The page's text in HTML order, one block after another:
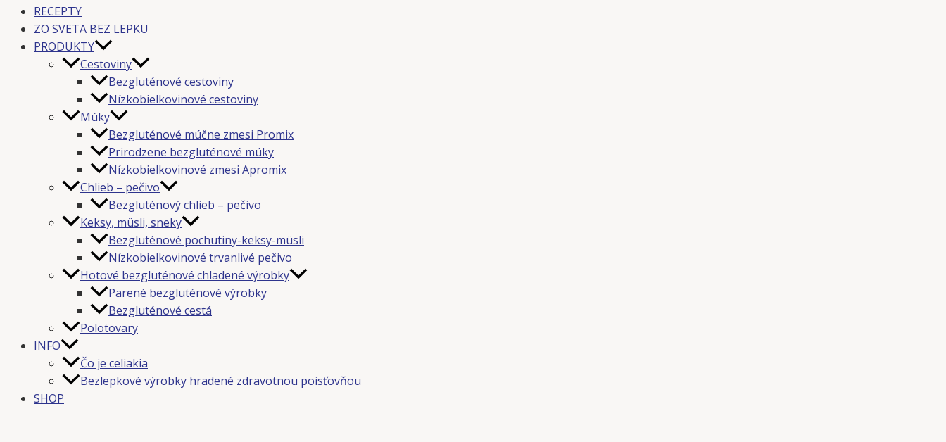
RECEPTY
ZO SVETA BEZ LEPKU
PRODUKTY
Cestoviny
Bezgluténové cestoviny
Nízkobielkovinové cestoviny
Múky
Bezgluténové múčne zmesi Promix
Prirodzene bezgluténové múky
Nízkobielkovinové zmesi Apromix
Chlieb – pečivo
Bezgluténový chlieb – pečivo
Keksy, müsli, sneky
Bezgluténové pochutiny-keksy-müsli
Nízkobielkovinové trvanlivé pečivo
Hotové bezgluténové chladené výrobky
Parené bezgluténové výrobky
Bezgluténové cestá
Polotovary
INFO
Čo je celiakia
Bezlepkové výrobky hradené zdravotnou poisťovňou
SHOP